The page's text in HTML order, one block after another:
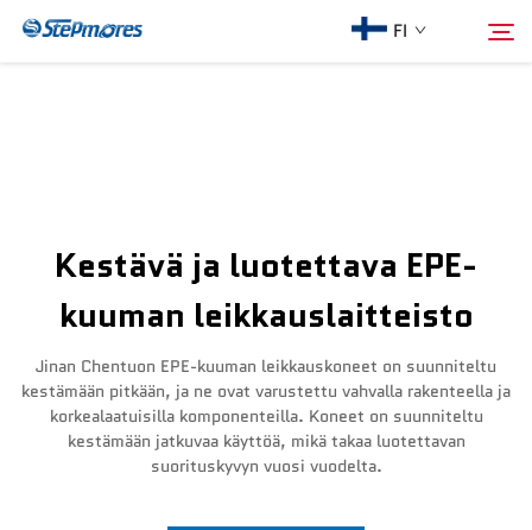
FI
Opas
Kestävä ja luotettava EPE-
kuuman leikkauslaitteisto
Jinan Chentuon EPE-kuuman leikkauskoneet on suunniteltu
kestämään pitkään, ja ne ovat varustettu vahvalla rakenteella ja
korkealaatuisilla komponenteilla. Koneet on suunniteltu
kestämään jatkuvaa käyttöä, mikä takaa luotettavan
suorituskyvyn vuosi vuodelta.